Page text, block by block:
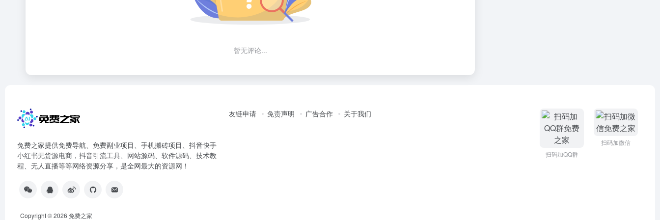
暂无评论...
免费之家提供免费导航、免费副业项目、手机搬砖项目、抖音快手
小红书无货源电商，抖音引流工具、网站源码、软件源码、技术教
程、无人直播等等网络资源分享，是全网最大的资源网！
友链申请 免责声明 广告合作 关于我们
扫码加QQ群
扫码加微信
Copyright © 2026 免费之家